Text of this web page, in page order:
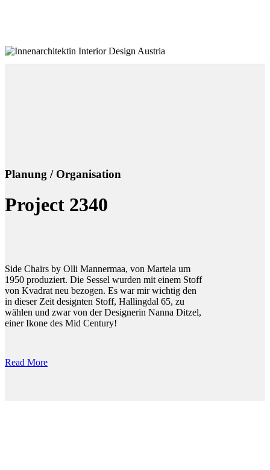
Planung / Organisation
Project 2340
Side Chairs by Olli Mannermaa, von Martela um
1950 produziert. Die Sessel wurden mit einem Stoff
von Kvadrat neu bezogen. Es war mir wichtig den
in dieser Zeit designten Stoff, Hallingdal 65, zu
wählen und zwar von der Designerin Nanna Ditzel,
einer Ikone des Mid Century!
Read More